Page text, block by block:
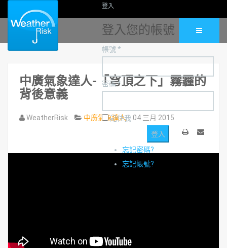
登入
登入您的帳號
帳號 *
密碼 *
記住我
忘記密碼?
忘記帳號?
中廣氣象達人-「穹頂之下」霧霾的
背後意義
WeatherRisk 中廣氣象達人 04 三月 2015